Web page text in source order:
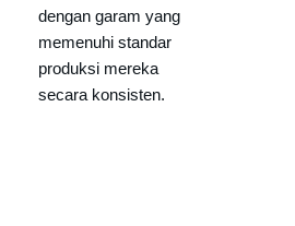
dengan garam yang
memenuhi standar
produksi mereka
secara konsisten.